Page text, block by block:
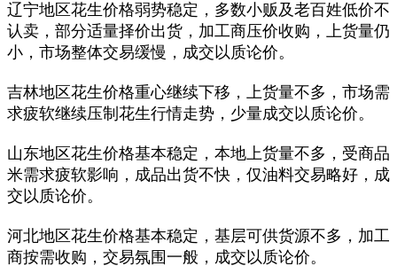
辽宁地区花生价格弱势稳定，多数小贩及老百姓低价不
认卖，部分适量择价出货，加工商压价收购，上货量仍
小，市场整体交易缓慢，成交以质论价。
吉林地区花生价格重心继续下移，上货量不多，市场需
求疲软继续压制花生行情走势，少量成交以质论价。
山东地区花生价格基本稳定，本地上货量不多，受商品
米需求疲软影响，成品出货不快，仅油料交易略好，成
交以质论价。
河北地区花生价格基本稳定，基层可供货源不多，加工
商按需收购，交易氛围一般，成交以质论价。